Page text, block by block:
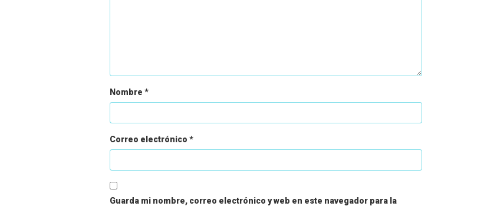
Nombre *
Correo electrónico *
Guarda mi nombre, correo electrónico y web en este navegador para la